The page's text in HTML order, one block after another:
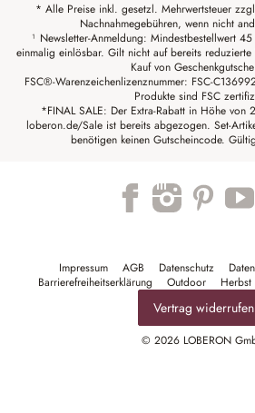
* Alle Preise inkl. gesetzl. Mehrwertsteuer
Nachnahmegebühren, wenn nicht
¹ Newsletter-Anmeldung: Mindestbestellwert
einmalig einlösbar. Gilt nicht auf bereits
Kauf von
FSC®-Warenzeichenlizenznummer: FSC-
Produkte sind FSC
*FINAL SALE: Der Extra-Rabatt in Höhe von
loberon.de/Sale ist bereits abgezogen. Set-
benötigen keinen Gutscheincode.
Impressum AGB Datenschutz
Barrierefreiheitserklärung
Outdoor Herbst
Vertrag widerrufen
© 2026 LOBERON